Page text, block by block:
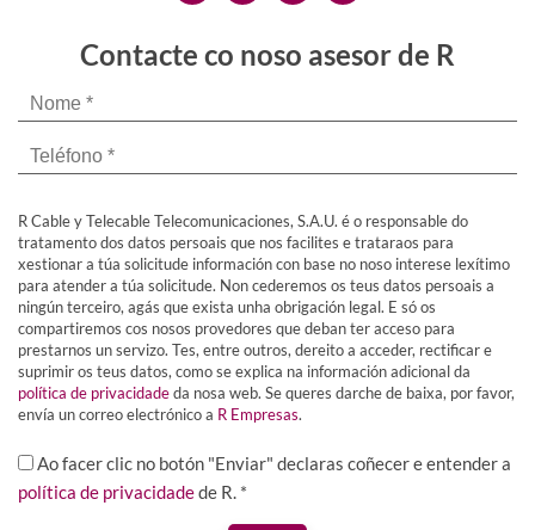
Contacte co noso asesor de R
R Cable y Telecable Telecomunicaciones, S.A.U. é o responsable do
tratamento dos datos persoais que nos facilites e trataraos para
xestionar a túa solicitude información con base no noso interese lexítimo
para atender a túa solicitude. Non cederemos os teus datos persoais a
ningún terceiro, agás que exista unha obrigación legal. E só os
compartiremos cos nosos provedores que deban ter acceso para
prestarnos un servizo. Tes, entre outros, dereito a acceder, rectificar e
suprimir os teus datos, como se explica na información adicional da
política de privacidadeda nosa web. Se queres darche de baixa, por favor,
envía un correo electrónico a R Empresas.
Ao facer clic no botón "Enviar" declaras coñecer e entender a
política de privacidadede R. *